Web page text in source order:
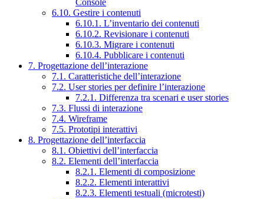
6.10. Gestire i contenuti
6.10.1. L’inventario dei contenuti
6.10.2. Revisionare i contenuti
6.10.3. Migrare i contenuti
6.10.4. Pubblicare i contenuti
7. Progettazione dell’interazione
7.1. Caratteristiche dell’interazione
7.2. User stories per definire l’interazione
7.2.1. Differenza tra scenari e user stories
7.3. Flussi di interazione
7.4. Wireframe
7.5. Prototipi interattivi
8. Progettazione dell’interfaccia
8.1. Obiettivi dell’interfaccia
8.2. Elementi dell’interfaccia
8.2.1. Elementi di composizione
8.2.2. Elementi interattivi
8.2.3. Elementi testuali (microtesti)